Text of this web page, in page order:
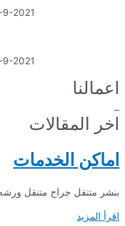
اعمالنا
اخر المقالات
اماكن الخدمات
بنشر متنقل جراج متنقل ورشه
اقرأ المزيد